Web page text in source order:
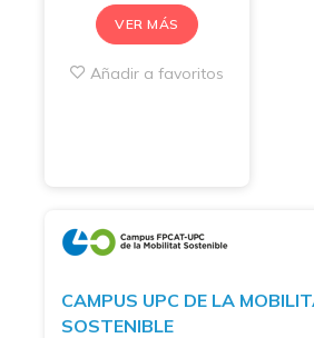
VER MÁS
Añadir a favoritos
CAMPUS UPC DE LA
SOSTENIBLE